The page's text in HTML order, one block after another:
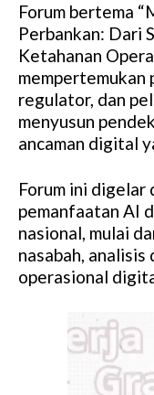
Forum bertema
Perbankan: Dari
Ketahanan
mempertemukan
regulator, dan
menyusun
ancaman digital
Forum ini digelar
pemanfaatan AI
nasional, mulai
nasabah,
operasional